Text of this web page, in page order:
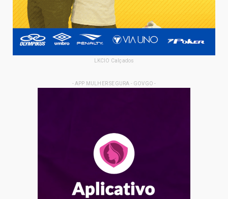
LKCIO Calçados
- APP MULHER SEGURA - GOVGO -